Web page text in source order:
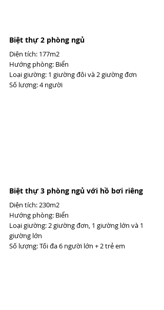
Biệt thự 2 phòng ngủ
Diện tích: 177m2
Hướng phòng: Biển
Loại giường: 1 giường đôi và 2 giường đơn
Số lượng: 4 người
Biệt thự 3 phòng ngủ với hồ bơi riêng
Diện tích: 230m2
Hướng phòng: Biển
Loại giường: 2 giường đơn, 1 giường lớn và 1
giường lớn
Số lượng: Tối đa 6 người lớn + 2 trẻ em